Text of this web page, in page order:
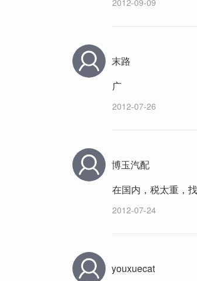
2012-09-09
末路
广
2012-07-26
博玉汽配
在国内，税太重，
2012-07-24
youxuecat